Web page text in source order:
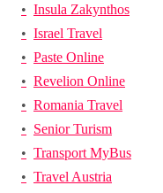
Insula Zakynthos
Israel Travel
Paste Online
Revelion Online
Romania Travel
Senior Turism
Transport MyBus
Travel Austria